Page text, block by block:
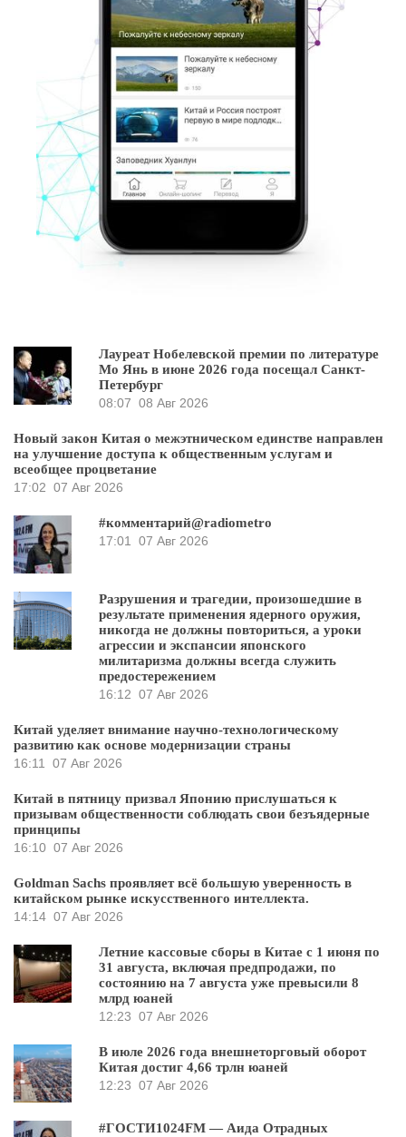
Лауреат Нобелевской премии по литературе
Мо Янь в июне 2026 года посещал Санкт-
Петербург
08:07 08 Авг 2026
Новый закон Китая о межэтническом единстве направлен
на улучшение доступа к общественным услугам и
всеобщее процветание
17:02 07 Авг 2026
#комментарий@radiometro
17:01 07 Авг 2026
Разрушения и трагедии, произошедшие в
результате применения ядерного оружия,
никогда не должны повториться, а уроки
агрессии и экспансии японского
милитаризма должны всегда служить
предостережением
16:12 07 Авг 2026
Китай уделяет внимание научно-технологическому
развитию как основе модернизации страны
16:11 07 Авг 2026
Китай в пятницу призвал Японию прислушаться к
призывам общественности соблюдать свои безъядерные
принципы
16:10 07 Авг 2026
Goldman Sachs проявляет всё большую уверенность в
китайском рынке искусственного интеллекта.
14:14 07 Авг 2026
Летние кассовые сборы в Китае с 1 июня по
31 августа, включая предпродажи, по
состоянию на 7 августа уже превысили 8
млрд юаней
12:23 07 Авг 2026
В июле 2026 года внешнеторговый оборот
Китая достиг 4,66 трлн юаней
12:23 07 Авг 2026
#ГОСТИ1024FM — Аида Отрадных